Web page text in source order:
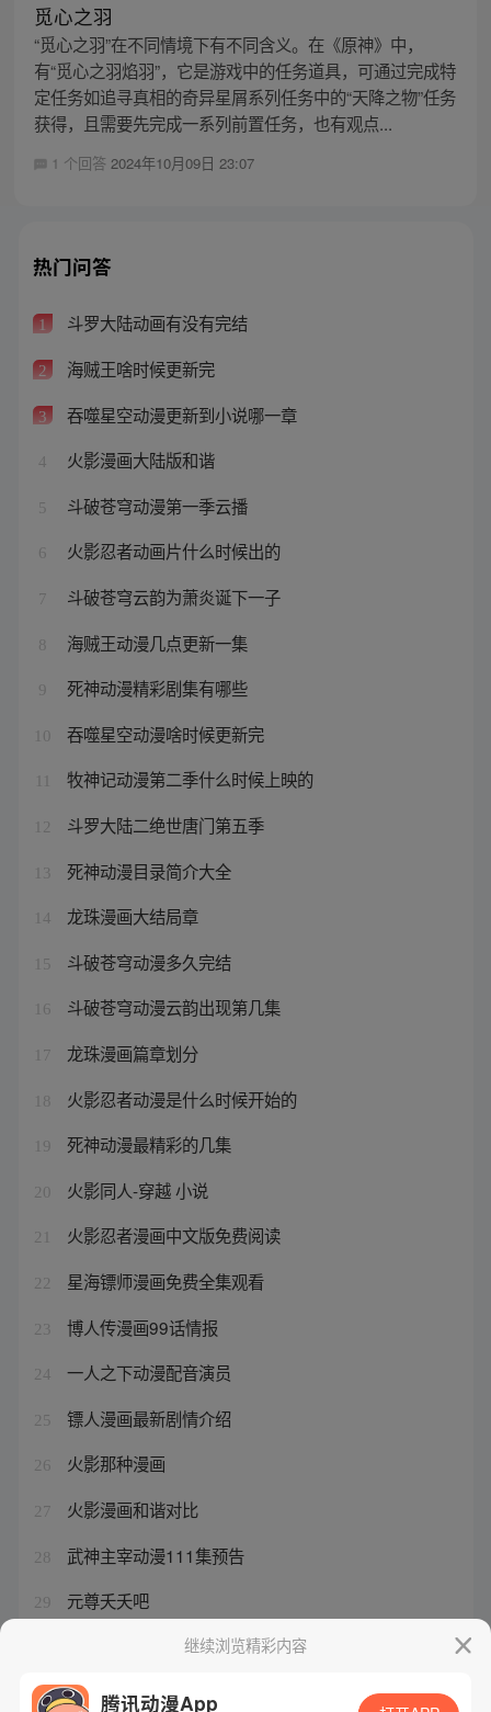
觅心之羽
“觅心之羽”在不同情境下有不同含义。在《原神》中，
有“觅心之羽焰羽”，它是游戏中的任务道具，可通过完成特
定任务如追寻真相的奇异星屑系列任务中的“天降之物”任务
获得，且需要先完成一系列前置任务，也有观点...
1 个回答 2024年10月09日 23:07
热门问答
1 斗罗大陆动画有没有完结
2 海贼王啥时候更新完
3 吞噬星空动漫更新到小说哪一章
4 火影漫画大陆版和谐
5 斗破苍穹动漫第一季云播
6 火影忍者动画片什么时候出的
7 斗破苍穹云韵为萧炎诞下一子
8 海贼王动漫几点更新一集
9 死神动漫精彩剧集有哪些
10 吞噬星空动漫啥时候更新完
牧神记动漫第二季什么时候上映的
12 斗罗大陆二绝世唐门第五季
13 死神动漫目录简介大全
14 龙珠漫画大结局章
15 斗破苍穹动漫多久完结
16 斗破苍穹动漫云韵出现第几集
17 龙珠漫画篇章划分
18 火影忍者动漫是什么时候开始的
19 死神动漫最精彩的几集
20 火影同人-穿越 小说
21 火影忍者漫画中文版免费阅读
22 星海镖师漫画免费全集观看
23 博人传漫画99话情报
24 一人之下动漫配音演员
25 镖人漫画最新剧情介绍
26 火影那种漫画
27 火影漫画和谐对比
28 武神主宰动漫111集预告
29 元尊夭夭吧
博人传漫画52话泄露继续浏览精彩内容
腾讯动漫App